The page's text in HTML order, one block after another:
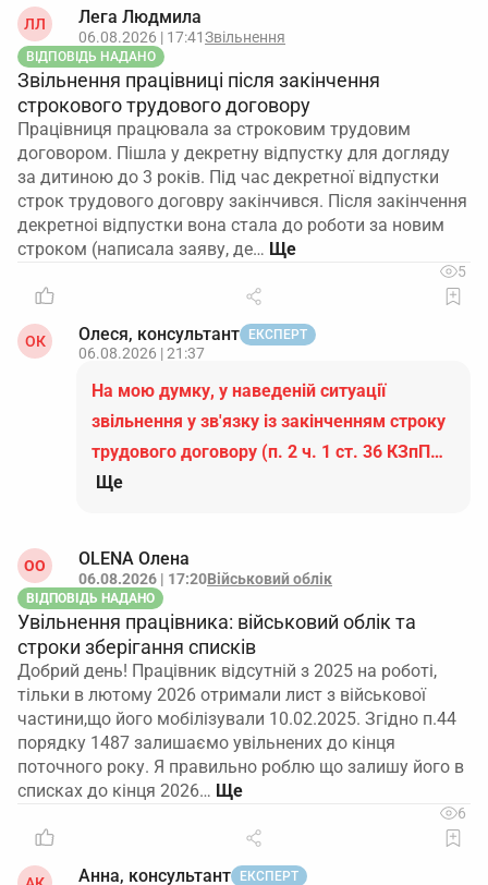
ЛЛ Лега Людмила
06.08.2026 | 17:41Звільнення
ВІДПОВІДЬ НАДАНО
Звільнення працівниці після закінчення
строкового трудового договору
Працівниця працювала за строковим трудовим
договором. Пішла у декретну відпустку для догляду
за дитиною до 3 років. Під час декретної відпустки
строк трудового договру закінчився. Після закінчення
декретноі відпустки вона стала до роботи за новим
строком (написала заяву, де…
5
ОК Олеся, консультант ЕКСПЕРТ
06.08.2026 | 21:37
На мою думку, у наведеній ситуації
звільнення у зв'язку із закінченням строку
трудового договору (п. 2 ч. 1 ст. 36 КЗпП…
Ще
ОO OLENA Олена
06.08.2026 | 17:20Військовий облік
ВІДПОВІДЬ НАДАНО
Увільнення працівника: військовий облік та
строки зберігання списків
Добрий день! Працівник відсутній з 2025 на роботі,
тільки в лютому 2026 отримали лист з військової
частини,що його мобілізували 10.02.2025. Згідно п.44
порядку 1487 залишаємо увільнених до кінця
поточного року. Я правильно роблю що залишу його в
списках до кінця 2026…
6
Анна, консультант ЕКСПЕРТ